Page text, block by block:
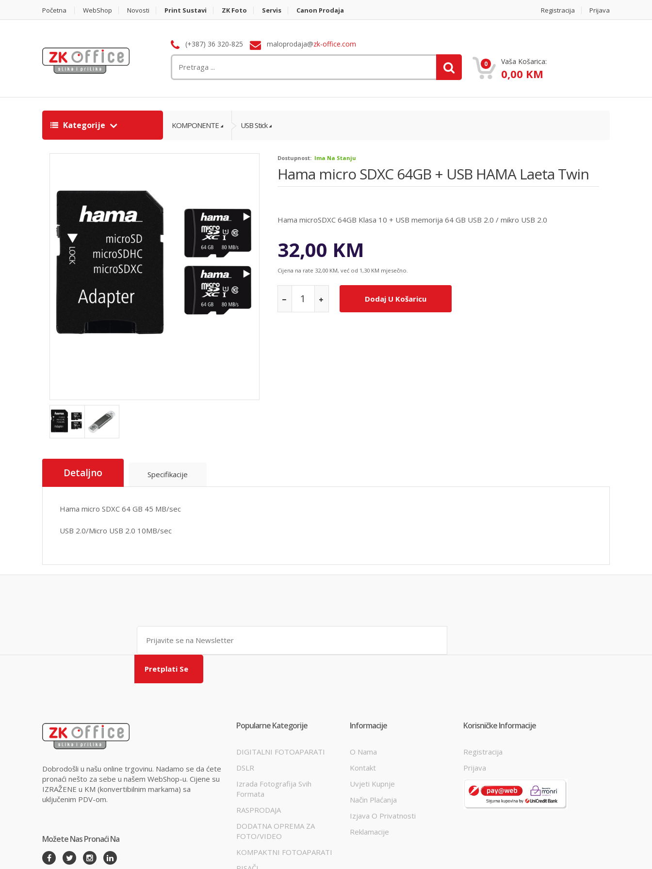
Početna WebShop Novosti Print Sustavi ZK Foto Servis Canon Prodaja Registracija Prijava
(+387) 36 320-825 maloprodaja@zk-office.com
0 Vaša Košarica:
0,00 KM
Kategorije KOMPONENTE USB Stick
Dostupnost: Ima Na Stanju
Hama micro SDXC 64GB + USB HAMA Laeta Twin
Hama microSDXC 64GB Klasa 10 + USB memorija 64 GB USB 2.0 / mikro USB 2.0
32,00 KM
Cijena na rate 32,00 KM, već od 1,30 KM mjesečno.
Dodaj U Košaricu
Detaljno Specifikacije
Hama micro SDXC 64 GB 45 MB/sec
USB 2.0/Micro USB 2.0 10MB/sec
Pretplati Se
Dobrodošli u našu online trgovinu. Nadamo se da ćete
pronaći nešto za sebe u našem WebShop-u. Cijene su
IZRAŽENE u KM (konvertibilnim markama) sa
uključenim PDV-om.
Možete Nas Pronaći Na
Popularne Kategorije
DIGITALNI FOTOAPARATI
DSLR
Izrada Fotografija Svih
Formata
RASPRODAJA
DODATNA OPREMA ZA
FOTO/VIDEO
KOMPAKTNI FOTOAPARATI
Informacije
O Nama
Kontakt
Uvjeti Kupnje
Način Plaćanja
Izjava O Privatnosti
Reklamacije
Korisničke Informacije
Registracija
Prijava